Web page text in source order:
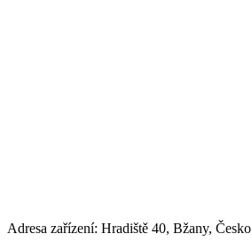
Adresa zařízení: Hradiště 40, Bžany, Česko